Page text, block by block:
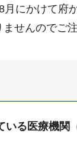
にかけて
せんのでご注
る医療機関